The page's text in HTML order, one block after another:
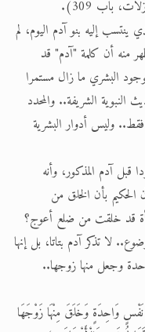
إليه بنو آدم اليوم، لم
منه أن كلمة "آدم" قد
البشري ما زال مستمرا
النبوية الشريفة.. والمحدد
وليس أدوار البشرية
آدم المذكور، وأنه
الحكيم بأن الخلق من
قد خلقت من ضلع أعوج؟
لا تذكر آدم بتاتا، بل إنها
وجعل منها زوجها..
نَفْسٍ وَاحِدَةٍ وَخَلَقَ مِنْهَا زَوْجَهَا